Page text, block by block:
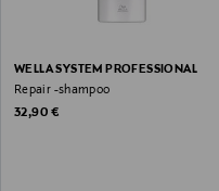
WELLA SYSTEM PROFESSIONAL
Repair -shampoo
Original Price
32,90 €